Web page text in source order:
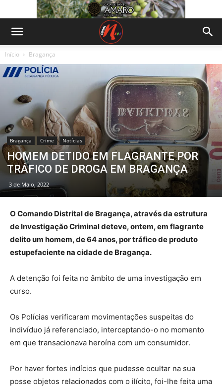
Início Bragança
Bragança Crime Notícias
HOMEM DETIDO EM FLAGRANTE POR
TRÁFICO DE DROGA EM BRAGANÇA
3 de Maio, 2022
O Comando Distrital de Bragança, através da estrutura
de Investigação Criminal deteve, ontem, em flagrante
delito um homem, de 64 anos, por tráfico de produto
estupefaciente na cidade de Bragança.
A detenção foi feita no âmbito de uma investigação em
curso.
Os Polícias verificaram movimentações suspeitas do
indivíduo já referenciado, interceptando-o no momento
em que transacionava heroína com um consumidor.
Por haver fortes indícios que pudesse ocultar na sua
posse objetos relacionados com o ilícito, foi-lhe feita uma